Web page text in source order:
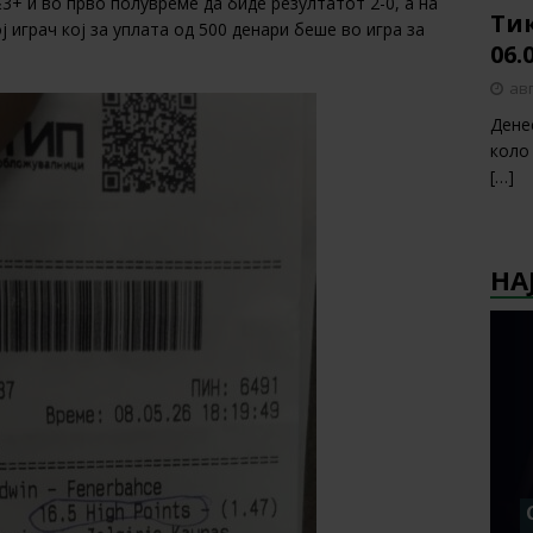
кој за уплата од 500 денари беше во игра за
[…]